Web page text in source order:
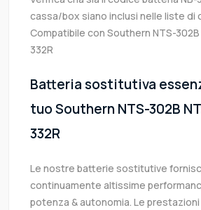
cassa/box siano inclusi nelle liste di
Compatibile con Southern NTS-
332R
Batteria sostitutiva
tuo Southern NTS-302B
332R
Le nostre batterie sostitutive
continuamente altissime
potenza & autonomia. Le